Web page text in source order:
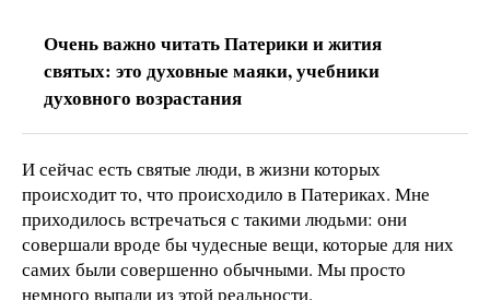
Очень важно читать Патерики и жития
святых: это духовные маяки, учебники
духовного возрастания
И сейчас есть святые люди, в жизни которых
происходит то, что происходило в Патериках. Мне
приходилось встречаться с такими людьми: они
совершали вроде бы чудесные вещи, которые для них
самих были совершенно обычными. Мы просто
немного выпали из этой реальности.